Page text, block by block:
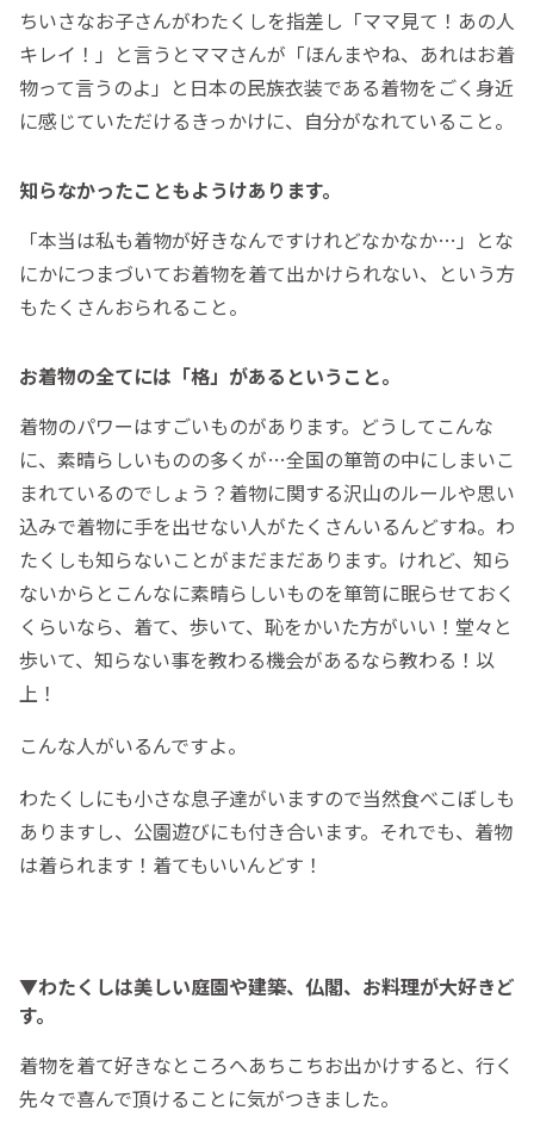
ちいさなお子さんがわたくしを指差し「ママ見て！あの人
キレイ！」と言うとママさんが「ほんまやね、あれはお着
物って言うのよ」と日本の民族衣装である着物をごく身近
に感じていただけるきっかけに、自分がなれていること。
知らなかったこともようけあります。
「本当は私も着物が好きなんですけれどなかなか…」とな
にかにつまづいてお着物を着て出かけられない、という方
もたくさんおられること。
お着物の全てには「格」があるということ。
着物のパワーはすごいものがあります。どうしてこんな
に、素晴らしいものの多くが…全国の箪笥の中にしまいこ
まれているのでしょう？着物に関する沢山のルールや思い
込みで着物に手を出せない人がたくさんいるんどすね。わ
たくしも知らないことがまだまだあります。けれど、知ら
ないからとこんなに素晴らしいものを箪笥に眠らせておく
くらいなら、着て、歩いて、恥をかいた方がいい！堂々と
歩いて、知らない事を教わる機会があるなら教わる！以
上！
こんな人がいるんですよ。
わたくしにも小さな息子達がいますので当然食べこぼしも
ありますし、公園遊びにも付き合います。それでも、着物
は着られます！着てもいいんどす！
▼わたくしは美しい庭園や建築、仏閣、お料理が大好きど
す。
着物を着て好きなところへあちこちお出かけすると、行く
先々で喜んで頂けることに気がつきました。